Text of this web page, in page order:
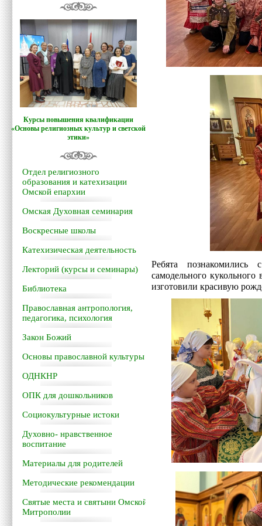
Курсы повышения квалификации
«Основы религиозных культур и светской
этики»
Отдел религиозного
образования и катехизации
Омской епархии
Омская Духовная семинария
Воскресные школы
Катехизическая деятельность
Лекторий (курсы и семинары)
Библиотека
Православная антропология,
педагогика, психология
Закон Божий
Основы православной культуры
ОДНКНР
ОПК для дошкольников
Социокультурные истоки
Духовно- нравственное
воспитание
Материалы для родителей
Методические рекомендации
Святые места и святыни Омской
Митрополии
Ребята
самодельного
изготовили красивую